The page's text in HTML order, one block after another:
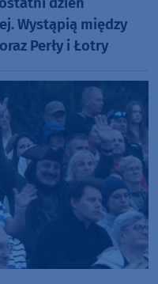
Wystąpią między
Perły i Łotry